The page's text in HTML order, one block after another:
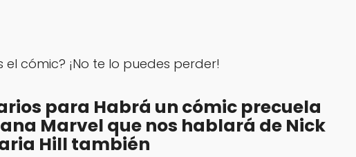
cómic? ¡No te lo puedes perder!
para Habrá un cómic precuela
Marvel que nos hablará de Nick
Hill también